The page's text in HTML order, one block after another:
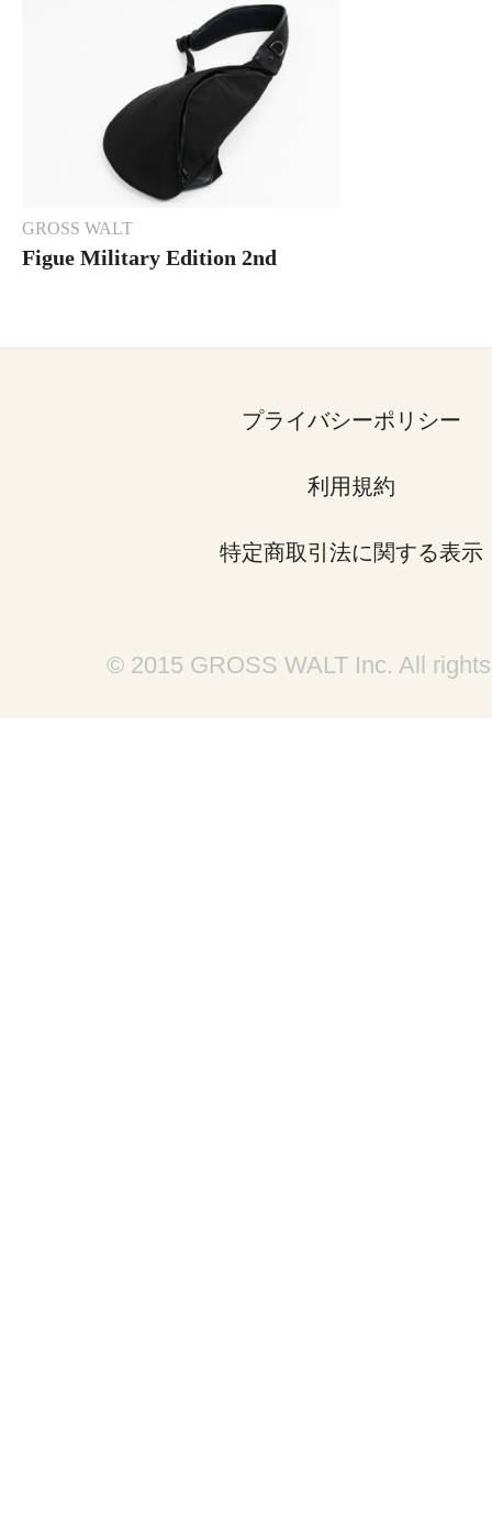
GROSS WALT
Figue Military Edition 2nd
プライバシーポリシー
利用規約
特定商取引法に関する表示
© 2015 GROSS WALT Inc. All